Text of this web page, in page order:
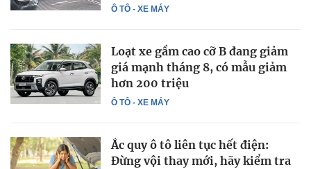
Ô TÔ - XE MÁY
Ô TÔ - XE MÁY
Loạt xe gầm cao cỡ B đang giảm
giá mạnh tháng 8, có mẫu giảm
hơn 200 triệu
Ắc quy ô tô liên tục hết điện:
Đừng vội thay mới, hãy kiểm tra